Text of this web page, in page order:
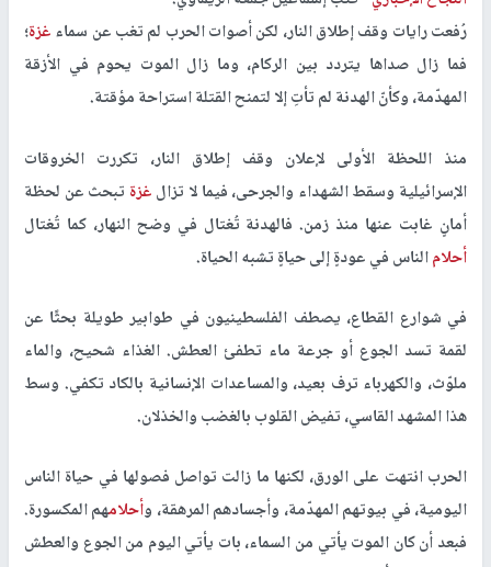
رُفعت رايات وقف إطلاق النار، لكن أصوات الحرب لم تغب عن سماءغزة؛
فما زال صداها يتردد بين الركام، وما زال الموت يحوم في الأزقة
المهدّمة، وكأنّ الهدنة لم تأتِ إلا لتمنح القتلة استراحة مؤقتة.
منذ اللحظة الأولى لإعلان وقف إطلاق النار، تكررت الخروقات
الإسرائيلية وسقط الشهداء والجرحى، فيما لا تزالغزة تبحث عن لحظة
أمانٍ غابت عنها منذ زمن. فالهدنة تُغتال في وضح النهار، كما تُغتال
أحلامالناس في عودةٍ إلى حياةٍ تشبه الحياة.
في شوارع القطاع، يصطف الفلسطينيون في طوابير طويلة بحثًا عن
لقمة تسد الجوع أو جرعة ماء تطفئ العطش. الغذاء شحيح، والماء
ملوّث، والكهرباء ترف بعيد، والمساعدات الإنسانية بالكاد تكفي. وسط
هذا المشهد القاسي، تفيض القلوب بالغضب والخذلان.
الحرب انتهت على الورق، لكنها ما زالت تواصل فصولها في حياة الناس
اليومية، في بيوتهم المهدّمة، وأجسادهم المرهقة، وأحلامهم المكسورة.
فبعد أن كان الموت يأتي من السماء، بات يأتي اليوم من الجوع والعطش